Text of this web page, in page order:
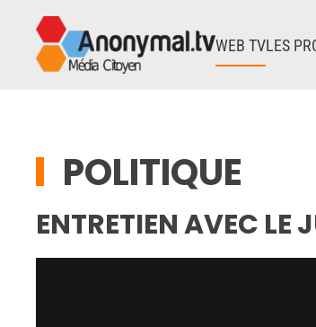
Accéder au contenu principal
WEB TVLES
POLITIQUE
ENTRETIEN AVEC